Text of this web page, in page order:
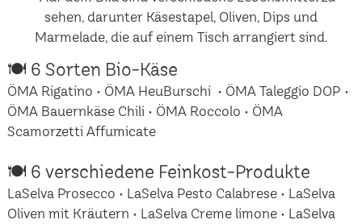
🍽 6 Sorten Bio-Käse
ÖMA Rigatino • ÖMA HeuBurschi • ÖMA Taleggio DOP •
ÖMA Bauernkäse Chili • ÖMA Roccolo • ÖMA
Scamorzetti Affumicate
🍽 6 verschiedene Feinkost-Produkte
LaSelva Prosecco • LaSelva Pesto Calabrese • LaSelva
Oliven mit Kräutern • LaSelva Creme limone • LaSelva